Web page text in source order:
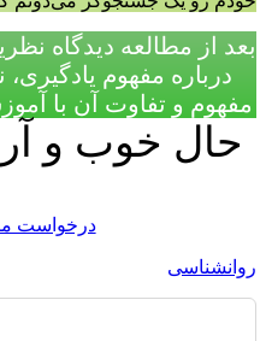
بعد از مطالعه دیدگاه
درباره مفهوم
مفهوم و تفاوت آن با
حال خوب و
درخواست
روانشناسی